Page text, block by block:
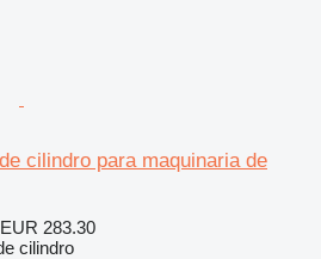
cilindro para maquinaria de
283.30
cilindro